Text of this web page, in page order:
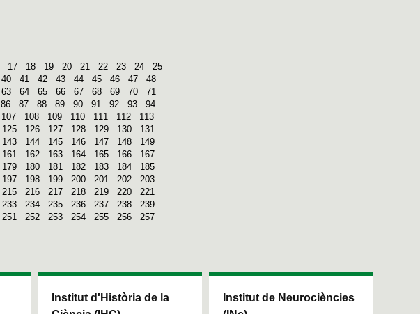
17 18 19 20 21 22 23 24
25
40 41 42 43 44 45 46 47
48
63 64 65 66 67 68 69 70
71
86 87 88 89 90 91 92 93
94
107 108 109 110 111 112
113
125 126 127 128 129 130
131
143 144 145 146 147 148
149
161 162 163 164 165 166
167
179 180 181 182 183 184
185
197 198 199 200 201 202
203
215 216 217 218 219 220
221
233 234 235 236 237 238
239
251 252 253 254 255 256
257
Institut d'Història de la
Institut de Neurociències